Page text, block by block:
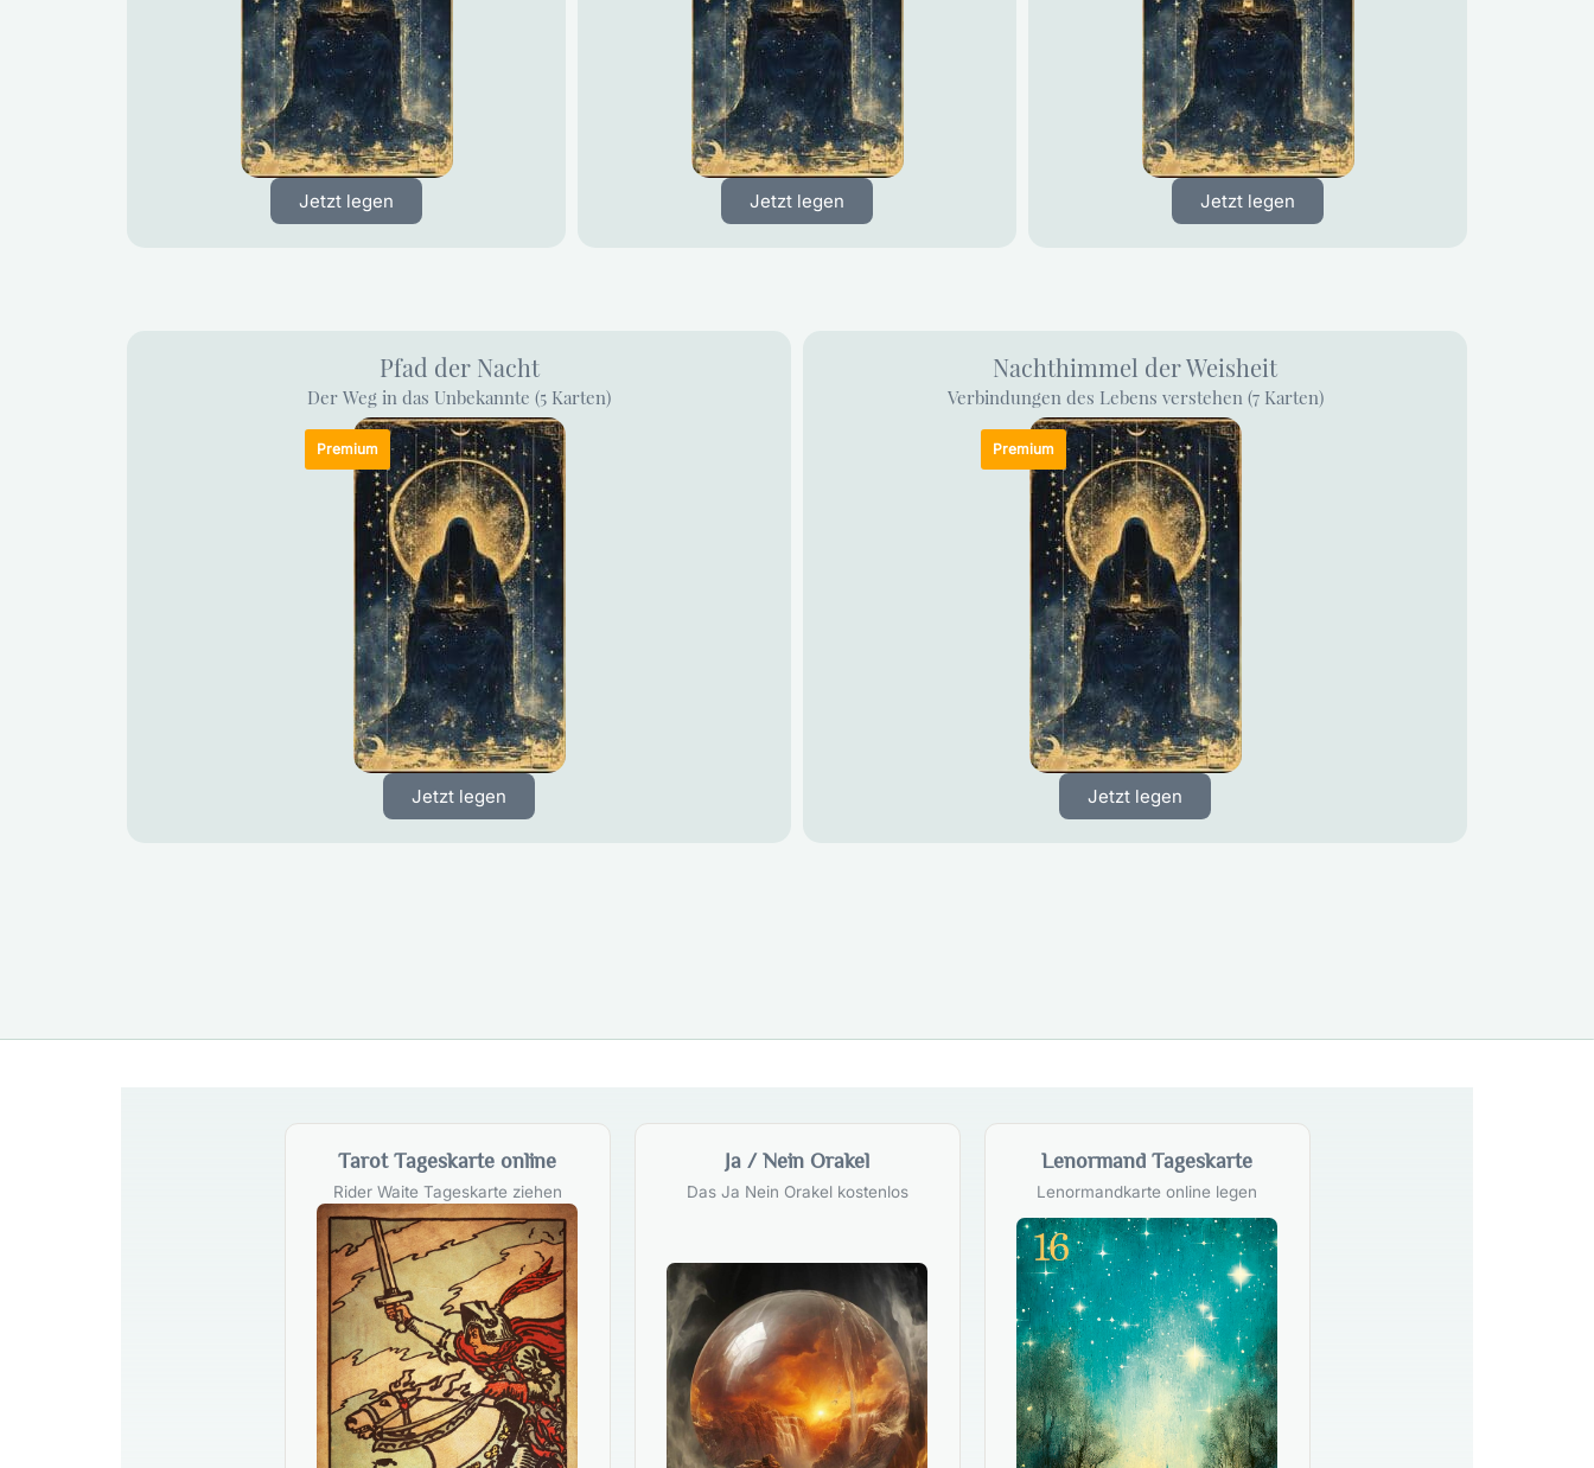
Jetzt legen Jetzt legen Jetzt legen
Pfad der Nacht
Der Weg in das Unbekannte (5 Karten)
Jetzt legen
Nachthimmel der Weisheit
Verbindungen des Lebens verstehen (7 Karten)
Jetzt legen
Tarot Tageskarte online
Rider Waite Tageskarte ziehen
Ja / Nein Orakel
Das Ja Nein Orakel kostenlos
Lenormand Tageskarte
Lenormandkarte online legen